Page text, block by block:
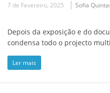
7 de Fevereiro, 2025 Sofia
Depois da exposição e do
condensa todo o projecto
Ler mais